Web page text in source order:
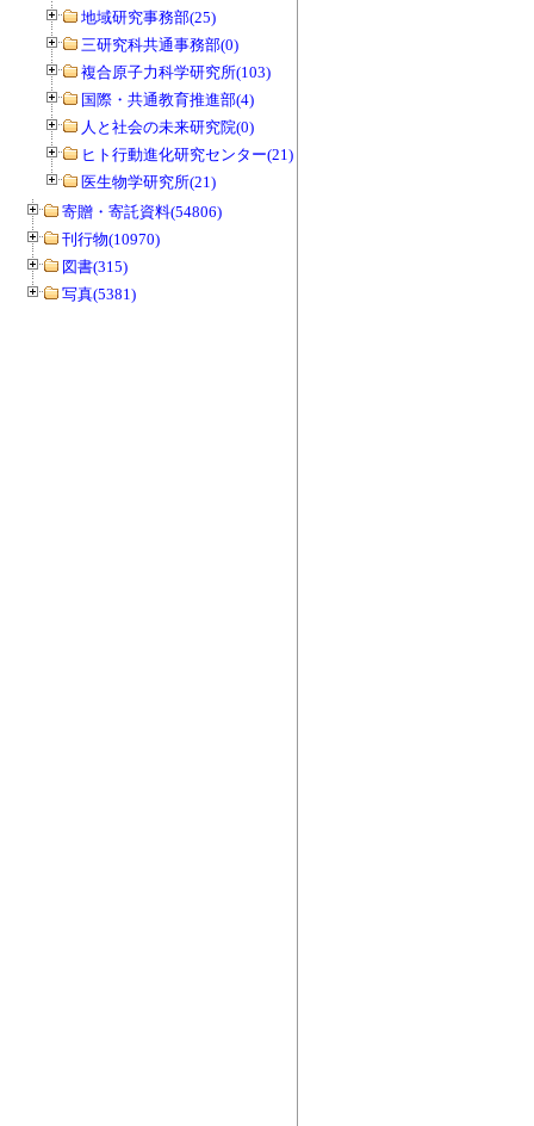
地域研究事務部(25)
三研究科共通事務部(0)
複合原子力科学研究所(103)
国際・共通教育推進部(4)
人と社会の未来研究院(0)
ヒト行動進化研究センター(21)
医生物学研究所(21)
寄贈・寄託資料(54806)
刊行物(10970)
図書(315)
写真(5381)